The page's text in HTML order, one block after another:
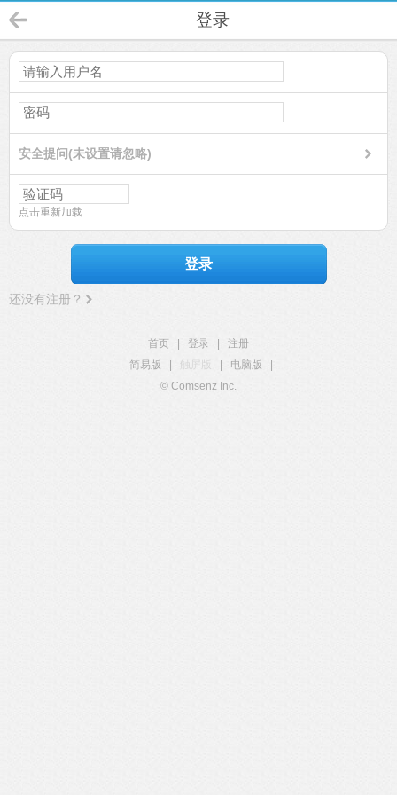
登录
安全提问(未设置请忽略)
点击重新加载
登录
还没有注册？
首页 登录
注册
简易版
触屏版 电脑版
© Comsenz Inc.